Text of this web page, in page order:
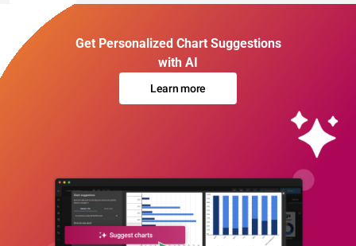
Get Personalized Chart Suggestions
with AI
Learn more